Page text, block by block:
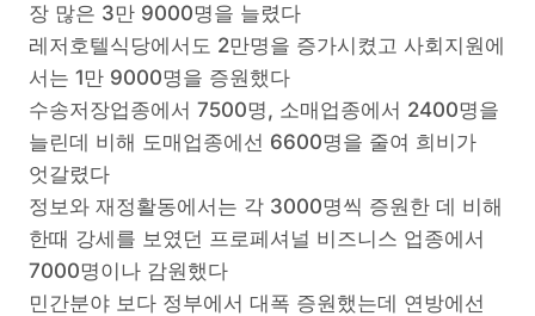
장 많은 3만 9000명을 늘렸다
레저호텔식당에서도 2만명을 증가시켰고 사회지원에
서는 1만 9000명을 증원했다
수송저장업종에서 7500명, 소매업종에서 2400명을
늘린데 비해 도매업종에선 6600명을 줄여 희비가
엇갈렸다
정보와 재정활동에서는 각 3000명씩 증원한 데 비해
한때 강세를 보였던 프로페셔널 비즈니스 업종에서
7000명이나 감원했다
민간분야 보다 정부에서 대폭 증원했는데 연방에선